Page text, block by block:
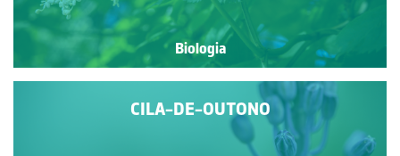
Biologia
CILA-DE-OUTONO